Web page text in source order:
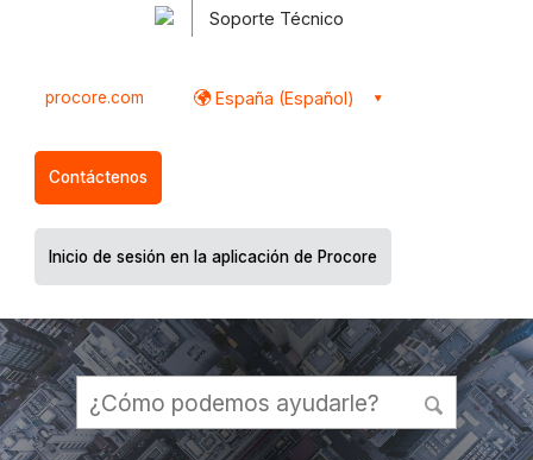
Soporte Técnico
procore.com España (Español)
Contáctenos
Inicio de sesión en la aplicación de Procore